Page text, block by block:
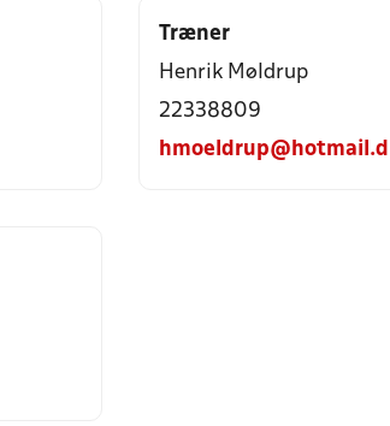
Træner
Henrik Møldrup
22338809